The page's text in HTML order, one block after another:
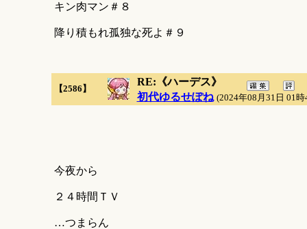
キン肉マン＃８
降り積もれ孤独な死よ＃９
【2586】
RE:《ハーデス》
初代ゆるせぽね (2024年08月31日 01時
今夜から
２４時間ＴＶ
…つまらん